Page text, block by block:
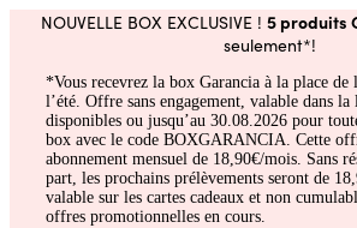
NOUVELLE BOX EXCLUSIVE ! 5 produits
seulement*!
*Vous recevrez la box Garancia à la place de
l’été. Offre sans engagement, valable dans
disponibles ou jusqu’au 30.08.2026 pour
box avec le code BOXGARANCIA. Cette
abonnement mensuel de 18,90€/mois. Sans
part, les prochains prélèvements seront de
valable sur les cartes cadeaux et non
offres promotionnelles en cours.